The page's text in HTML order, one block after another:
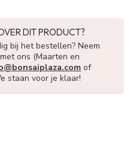
DIT PRODUCT?
bij het bestellen? Neem
ons (Maarten en
of
staan voor je klaar!